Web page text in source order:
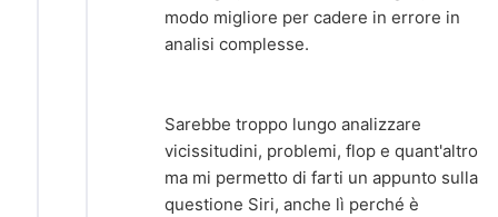
modo migliore per cadere in errore in
analisi complesse.
Sarebbe troppo lungo analizzare
vicissitudini, problemi, flop e quant'altro
ma mi permetto di farti un appunto sulla
questione Siri, anche lì perché è